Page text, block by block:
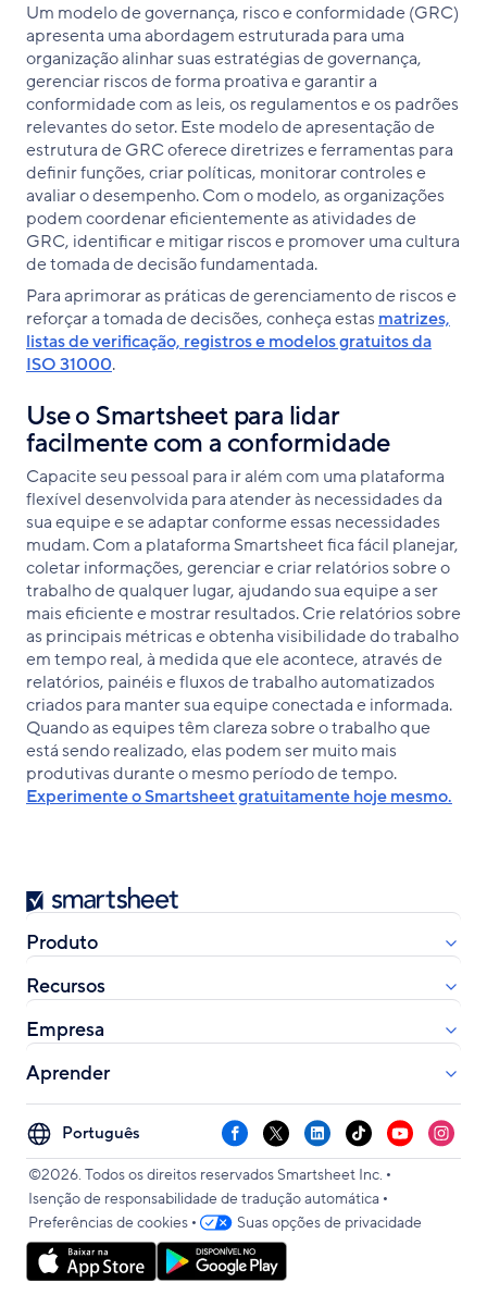
Um modelo de governança, risco e conformidade (GRC)
apresenta uma abordagem estruturada para uma
organização alinhar suas estratégias de governança,
gerenciar riscos de forma proativa e garantir a
conformidade com as leis, os regulamentos e os padrões
relevantes do setor. Este modelo de apresentação de
estrutura de GRC oferece diretrizes e ferramentas para
definir funções, criar políticas, monitorar controles e
avaliar o desempenho. Com o modelo, as organizações
podem coordenar eficientemente as atividades de
GRC, identificar e mitigar riscos e promover uma cultura
de tomada de decisão fundamentada.
Para aprimorar as práticas de gerenciamento de riscos e
reforçar a tomada de decisões, conheça estas matrizes,
listas de verificação, registros e modelos gratuitos da
ISO 31000.
Use o Smartsheet para lidar
facilmente com a conformidade
Capacite seu pessoal para ir além com uma plataforma
flexível desenvolvida para atender às necessidades da
sua equipe e se adaptar conforme essas necessidades
mudam. Com a plataforma Smartsheet fica fácil planejar,
coletar informações, gerenciar e criar relatórios sobre o
trabalho de qualquer lugar, ajudando sua equipe a ser
mais eficiente e mostrar resultados. Crie relatórios sobre
as principais métricas e obtenha visibilidade do trabalho
em tempo real, à medida que ele acontece, através de
relatórios, painéis e fluxos de trabalho automatizados
criados para manter sua equipe conectada e informada.
Quando as equipes têm clareza sobre o trabalho que
está sendo realizado, elas podem ser muito mais
produtivas durante o mesmo período de tempo.
Experimente o Smartsheet gratuitamente hoje mesmo.
Smartsheet
Produto
Recursos
Empresa
Aprender
Select
your
language
Facebook
X LinkedInTikTokYouTube
©2026. Todos os direitos reservados Smartsheet Inc. •
Isenção de responsabilidade de tradução automática •
Preferências de cookies • Suas opções de privacidade